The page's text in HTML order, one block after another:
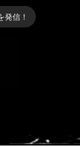
発信！